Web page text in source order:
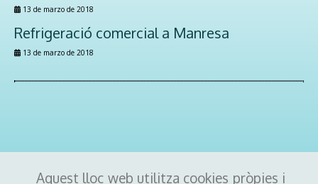
Aquest lloc web utilitza cookies pròpies i
13 de marzo de 2018
Refrigeració comercial a Manresa
13 de marzo de 2018